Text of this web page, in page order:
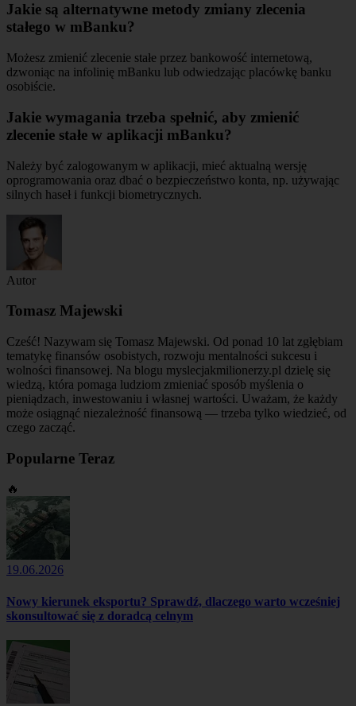
Jakie są alternatywne metody zmiany zlecenia
stałego w mBanku?
Możesz zmienić zlecenie stałe przez bankowość internetową,
dzwoniąc na infolinię mBanku lub odwiedzając placówkę banku
osobiście.
Jakie wymagania trzeba spełnić, aby zmienić
zlecenie stałe w aplikacji mBanku?
Należy być zalogowanym w aplikacji, mieć aktualną wersję
oprogramowania oraz dbać o bezpieczeństwo konta, np. używając
silnych haseł i funkcji biometrycznych.
Autor
Tomasz Majewski
Cześć! Nazywam się Tomasz Majewski. Od ponad 10 lat zgłębiam
tematykę finansów osobistych, rozwoju mentalności sukcesu i
wolności finansowej. Na blogu myslecjakmilionerzy.pl dzielę się
wiedzą, która pomaga ludziom zmieniać sposób myślenia o
pieniądzach, inwestowaniu i własnej wartości. Uważam, że każdy
może osiągnąć niezależność finansową — trzeba tylko wiedzieć, od
czego zacząć.
Popularne Teraz
🔥
19.06.2026
Nowy kierunek eksportu? Sprawdź, dlaczego warto wcześniej
skonsultować się z doradcą celnym